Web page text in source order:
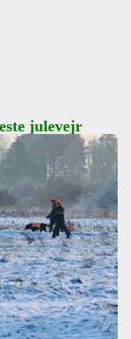
julevejr